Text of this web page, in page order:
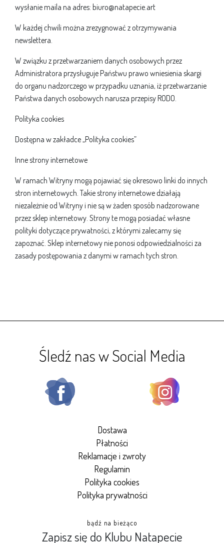
wysłanie maila na adres: biuro@natapecie.art
W każdej chwili można zrezygnować z otrzymywania
newslettera.
W związku z przetwarzaniem danych osobowych przez
Administratora przysługuje Państwu prawo wniesienia skargi
do organu nadzorczego w przypadku uznania, iż przetwarzanie
Państwa danych osobowych narusza przepisy RODO.
Polityka cookies
Dostępna w zakładce „Polityka cookies”
Inne strony internetowe
W ramach Witryny mogą pojawiać się okresowo linki do innych
stron internetowych. Takie strony internetowe działają
niezależnie od Witryny i nie są w żaden sposób nadzorowane
przez sklep internetowy. Strony te mogą posiadać własne
polityki dotyczące prywatności, z którymi zalecamy się
zapoznać. Sklep internetowy nie ponosi odpowiedzialności za
zasady postępowania z danymi w ramach tych stron.
Śledź nas w Social Media
Dostawa
Płatności
Reklamacje i zwroty
Regulamin
Polityka cookies
Polityka prywatności
bądź na bieżąco
Zapisz się do Klubu Natapecie